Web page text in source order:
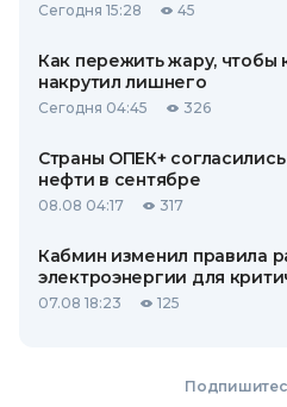
Сегодня 15:28 45
Как пережить жару, чтобы
накрутил лишнего
Сегодня 04:45 326
Страны ОПЕК+
нефти в сентябре
08.08 04:17 317
Кабмин изменил правила
электроэнергии для
07.08 18:23 125